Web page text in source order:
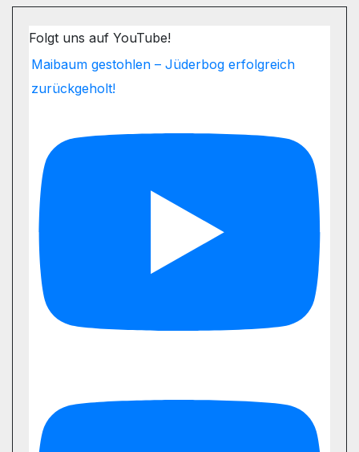
Folgt uns auf YouTube!
Maibaum gestohlen – Jüderbog erfolgreich
zurückgeholt!